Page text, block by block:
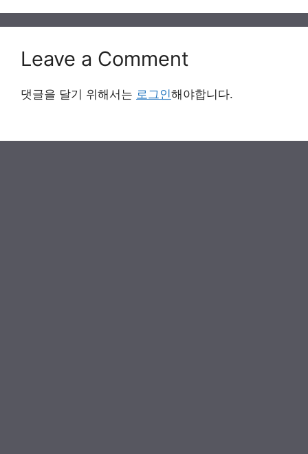
Leave a Comment
댓글을 달기 위해서는 로그인해야합니다.